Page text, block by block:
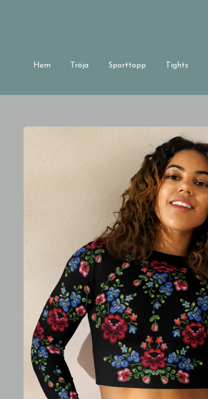
Hem Tröja Sporttopp Tights